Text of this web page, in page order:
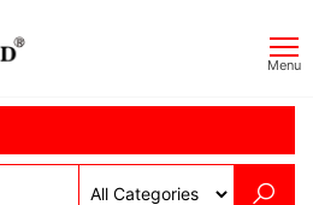
ID
Menu